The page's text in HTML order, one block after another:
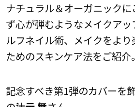
ナチュラル＆オーガニック
ず心が弾むようなメイクアッ
ルフネイル術、メイクをより
ためのスキンケア法をご紹介。
記念すべき第1弾のカバーを